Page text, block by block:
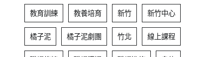
教育訓練 教養培育 新竹 新竹中心
橘子泥 橘子泥劇團 竹北 線上課程